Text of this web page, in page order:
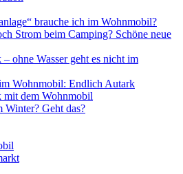
brauche ich im Wohnmobil?
Strom beim Camping? Schöne neue
ohne Wasser geht es nicht im
Wohnmobil: Endlich Autark
dem Wohnmobil
Winter? Geht das?